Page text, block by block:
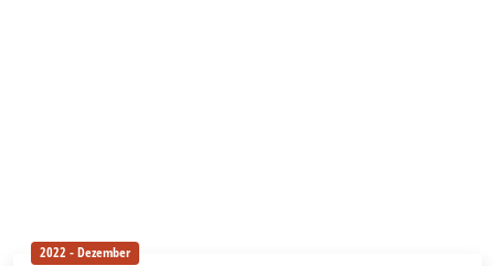
2022 - Dezember